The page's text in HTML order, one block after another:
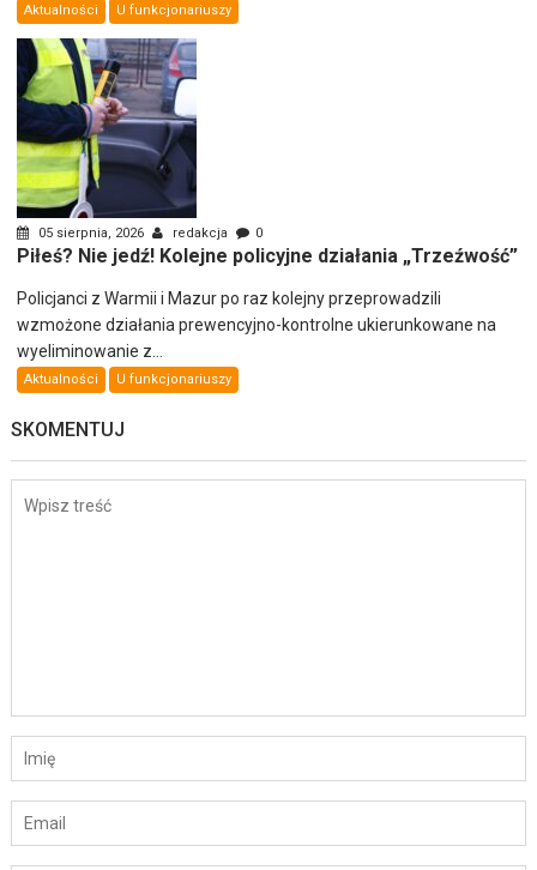
Aktualności U funkcjonariuszy
05 sierpnia, 2026 redakcja 0
Piłeś? Nie jedź! Kolejne policyjne działania „Trzeźwość”
Policjanci z Warmii i Mazur po raz kolejny przeprowadzili
wzmożone działania prewencyjno-kontrolne ukierunkowane na
wyeliminowanie z...
Aktualności U funkcjonariuszy
SKOMENTUJ